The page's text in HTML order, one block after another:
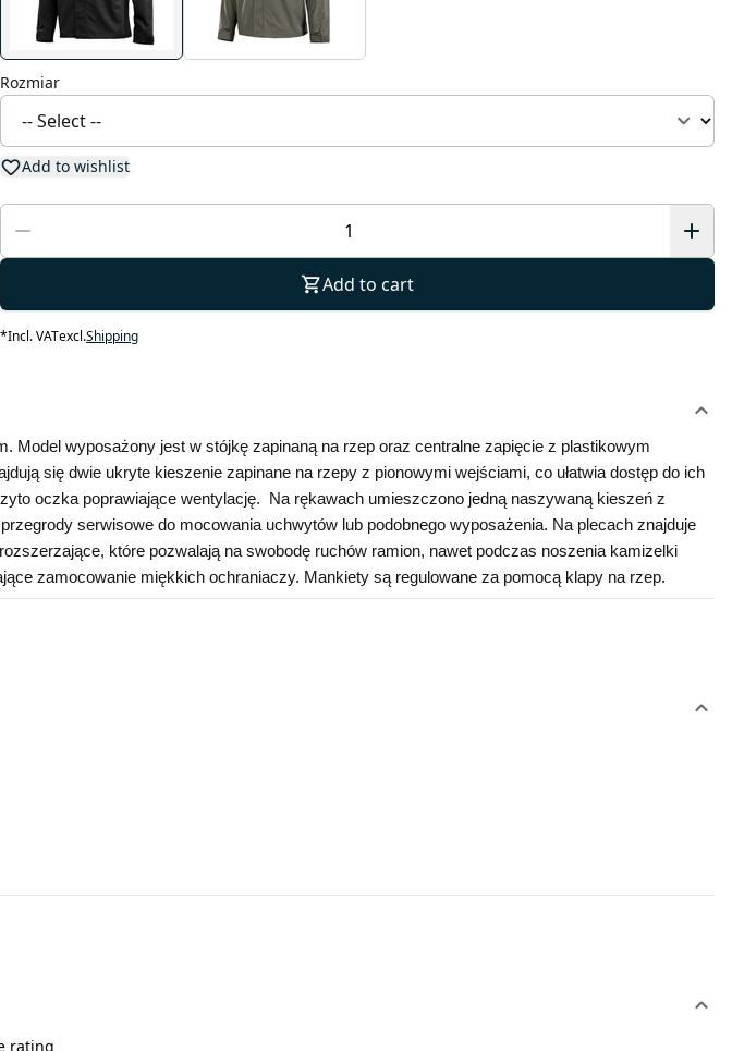
Rozmiar
Add to wishlist
Add to cart
*Incl. VATexcl.Shipping
Model wyposażony jest w stójkę zapinaną na rzep oraz centralne zapięcie z plastikowym
się dwie ukryte kieszenie zapinane na rzepy z pionowymi wejściami, co ułatwia dostęp do ich
oczka poprawiające wentylację.  Na rękawach umieszczono jedną naszywaną kieszeń z
serwisowe do mocowania uchwytów lub podobnego wyposażenia. Na plecach znajduje
które pozwalają na swobodę ruchów ramion, nawet podczas noszenia kamizelki
zamocowanie miękkich ochraniaczy. Mankiety są regulowane za pomocą klapy na rzep.
rating